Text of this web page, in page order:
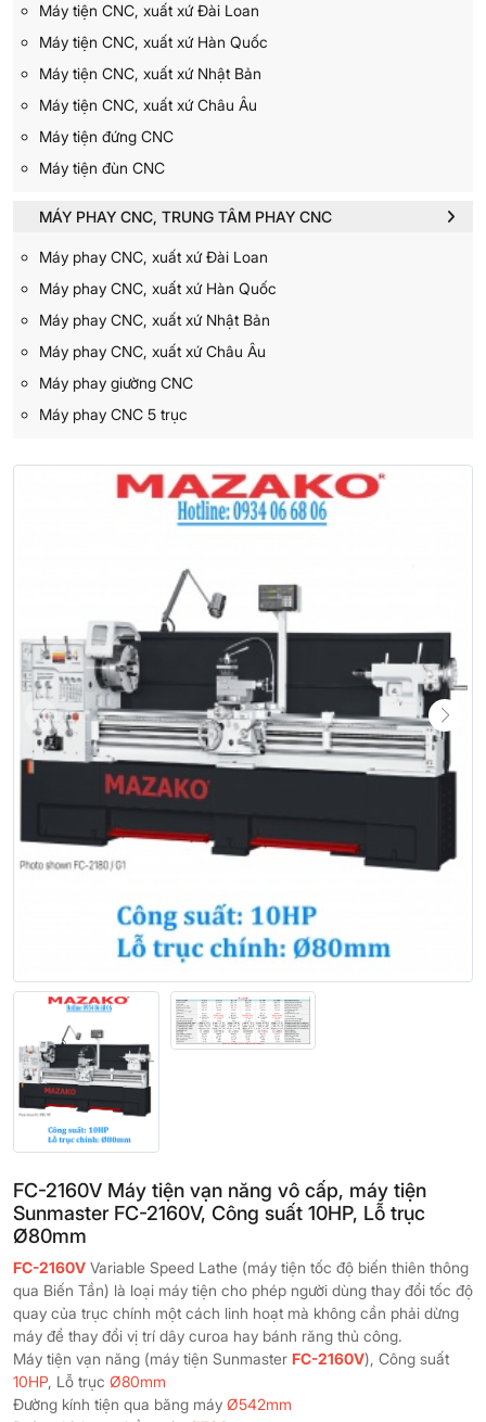
Máy tiện CNC, xuất xứ Đài Loan
Máy tiện CNC, xuất xứ Hàn Quốc
Máy tiện CNC, xuất xứ Nhật Bản
Máy tiện CNC, xuất xứ Châu Âu
Máy tiện đứng CNC
Máy tiện đùn CNC
MÁY PHAY CNC, TRUNG TÂM PHAY CNC
Máy phay CNC, xuất xứ Đài Loan
Máy phay CNC, xuất xứ Hàn Quốc
Máy phay CNC, xuất xứ Nhật Bản
Máy phay CNC, xuất xứ Châu Âu
Máy phay giường CNC
Máy phay CNC 5 trục
FC-2160V Máy tiện vạn năng vô cấp, máy tiện
Sunmaster FC-2160V, Công suất 10HP, Lỗ trục
Ø80mm
FC-2160V Variable Speed Lathe (máy tiện tốc độ biến thiên thông
qua Biến Tần) là loại máy tiện cho phép người dùng thay đổi tốc độ
quay của trục chính một cách linh hoạt mà không cần phải dừng
máy để thay đổi vị trí dây curoa hay bánh răng thủ công.
Máy tiện vạn năng (máy tiện Sunmaster FC-2160V), Công suất
10HP , Lỗ trục Ø80mm
Đường kính tiện qua băng máy Ø542mm